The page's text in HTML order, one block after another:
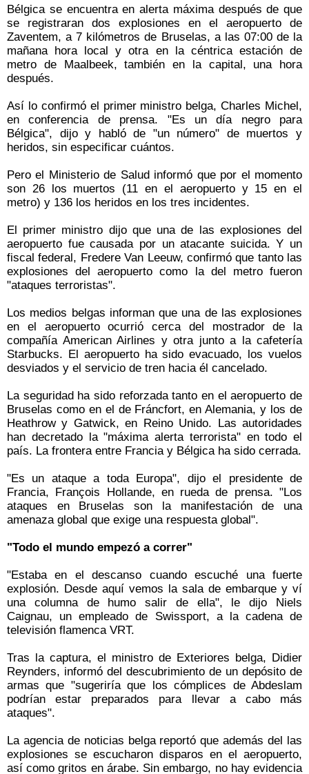
Bélgica se encuentra en alerta máxima después de que
se registraran dos explosiones en el aeropuerto de
Zaventem, a 7 kilómetros de Bruselas, a las 07:00 de la
mañana hora local y otra en la céntrica estación de
metro de Maalbeek, también en la capital, una hora
después.
Así lo confirmó el primer ministro belga, Charles Michel,
en conferencia de prensa. "Es un día negro para
Bélgica", dijo y habló de "un número" de muertos y
heridos, sin especificar cuántos.
Pero el Ministerio de Salud informó que por el momento
son 26 los muertos (11 en el aeropuerto y 15 en el
metro) y 136 los heridos en los tres incidentes.
El primer ministro dijo que una de las explosiones del
aeropuerto fue causada por un atacante suicida. Y un
fiscal federal, Fredere Van Leeuw, confirmó que tanto las
explosiones del aeropuerto como la del metro fueron
"ataques terroristas".
Los medios belgas informan que una de las explosiones
en el aeropuerto ocurrió cerca del mostrador de la
compañía American Airlines y otra junto a la cafetería
Starbucks. El aeropuerto ha sido evacuado, los vuelos
desviados y el servicio de tren hacia él cancelado.
La seguridad ha sido reforzada tanto en el aeropuerto de
Bruselas como en el de Fráncfort, en Alemania, y los de
Heathrow y Gatwick, en Reino Unido. Las autoridades
han decretado la "máxima alerta terrorista" en todo el
país. La frontera entre Francia y Bélgica ha sido cerrada.
"Es un ataque a toda Europa", dijo el presidente de
Francia, François Hollande, en rueda de prensa. "Los
ataques en Bruselas son la manifestación de una
amenaza global que exige una respuesta global".
"Todo el mundo empezó a correr"
"Estaba en el descanso cuando escuché una fuerte
explosión. Desde aquí vemos la sala de embarque y ví
una columna de humo salir de ella", le dijo Niels
Caignau, un empleado de Swissport, a la cadena de
televisión flamenca VRT.
Tras la captura, el ministro de Exteriores belga, Didier
Reynders, informó del descubrimiento de un depósito de
armas que "sugeriría que los cómplices de Abdeslam
podrían estar preparados para llevar a cabo más
ataques".
La agencia de noticias belga reportó que además del las
explosiones se escucharon disparos en el aeropuerto,
así como gritos en árabe. Sin embargo, no hay evidencia